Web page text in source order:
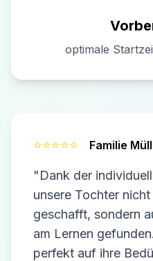
optimale
⭐⭐⭐⭐⭐ Familie
"Dank der
unsere Tochter
geschafft, sondern
am Lernen
perfekt auf ihre